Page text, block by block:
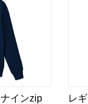
インzip
レ